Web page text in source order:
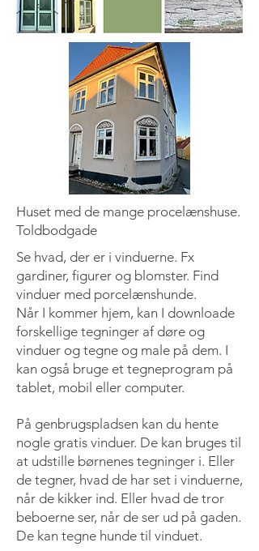
Huset med de mange procelænshuse.
Toldbodgade
Se hvad, der er i vinduerne. Fx
gardiner, figurer og blomster. Find
vinduer med porcelænshunde.
Når I kommer hjem, kan I downloade
forskellige tegninger af døre og
vinduer og tegne og male på dem. I
kan også bruge et tegneprogram på
tablet, mobil eller computer.
På genbrugspladsen kan du hente
nogle gratis vinduer. De kan bruges til
at udstille børnenes tegninger i. Eller
de tegner, hvad de har set i vinduerne,
når de kikker ind. Eller hvad de tror
beboerne ser, når de ser ud på gaden.
De kan tegne hunde til vinduet.